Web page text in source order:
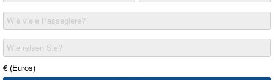
Wie viele Passagiere?
Wie reisen Sie?
€ (Euros)